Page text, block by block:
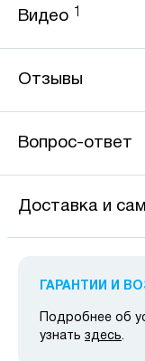
Видео
Отзывы
Вопрос-ответ
Доставка и
ГАРАНТИИ И
Подробнее об
узнать здесь.